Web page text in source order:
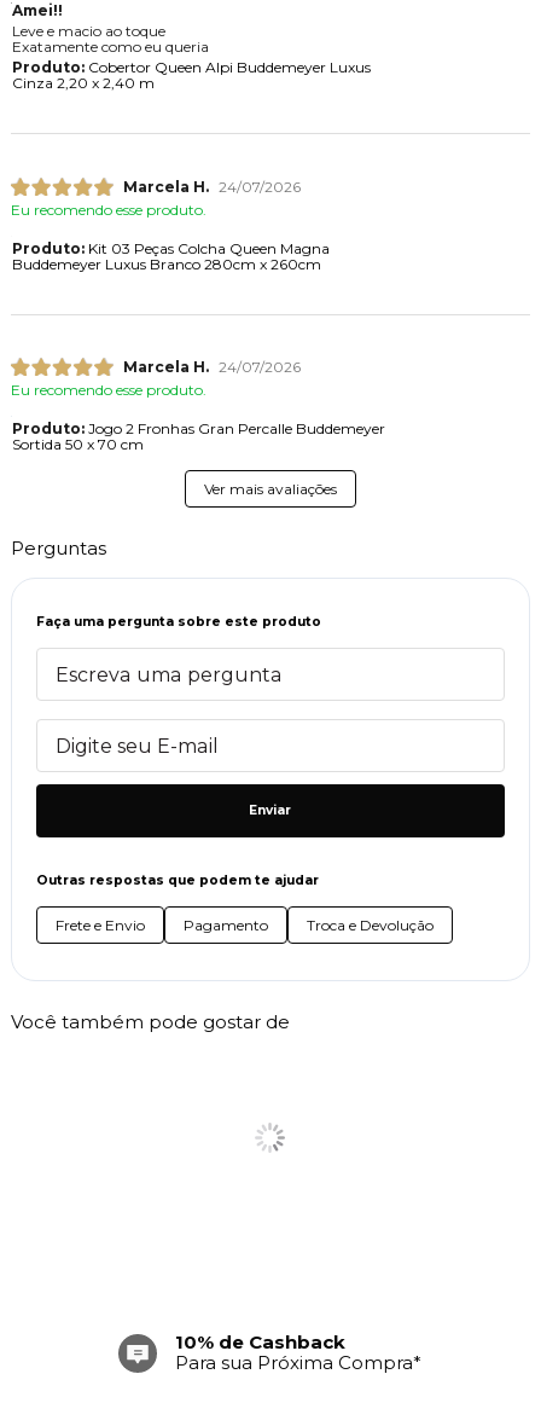
Amei!!
Leve e macio ao toque
Exatamente como eu queria
Produto:Cobertor Queen Alpi Buddemeyer Luxus
Cinza 2,20 x 2,40 m
Marcela H. 24/07/2026
Eu recomendo esse produto.
Produto:Kit 03 Peças Colcha Queen Magna
Buddemeyer Luxus Branco 280cm x 260cm
Marcela H. 24/07/2026
Eu recomendo esse produto.
Produto:Jogo 2 Fronhas Gran Percalle Buddemeyer
Sortida 50 x 70 cm
Ver mais avaliações
Perguntas
Faça uma pergunta sobre este produto
Enviar
Outras respostas que podem te ajudar
Frete e Envio Pagamento Troca e Devolução
Você também pode gostar de
10% de Cashback
Para sua Próxima Compra*